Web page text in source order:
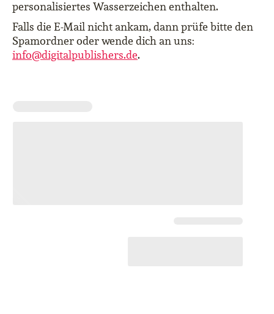
personalisiertes Wasserzeichen enthalten.
Falls die E-Mail nicht ankam, dann prüfe bitte den
Spamordner oder wende dich an uns:
info@digitalpublishers.de.